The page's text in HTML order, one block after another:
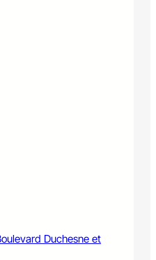
Duchesne et